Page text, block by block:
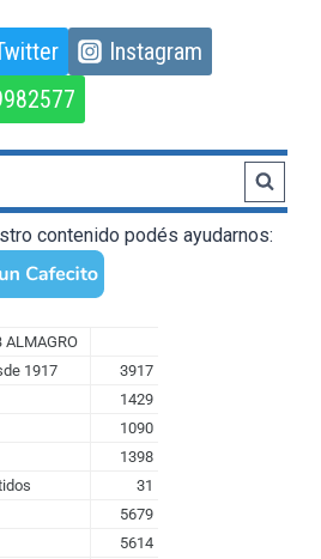
Instagram
contenido podés ayudarnos: